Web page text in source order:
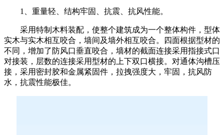
1、重量轻、结构牢固、抗震、抗风性能。
采用特制木料装配，使整个建筑成为一个整体构件，型体
实木与实木相互咬合，墙间及墙外相互咬合。四面根据型材的
不同，增加了防风口垂直咬合，墙材的截面连接采用指接式口
对接装，层数的连接采用型材的上下双口横接。对通体沟槽压
接，采用密封胶和金属紧固件，拉拽强度大，牢固，抗风防
水，抗震性能极佳。